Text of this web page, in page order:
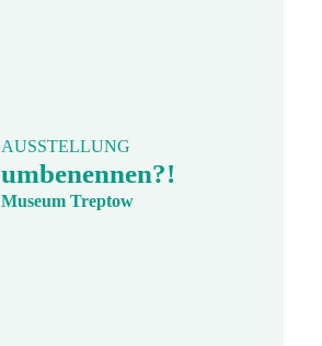
AUSSTELLUNG
umbenennen?!
Museum Treptow